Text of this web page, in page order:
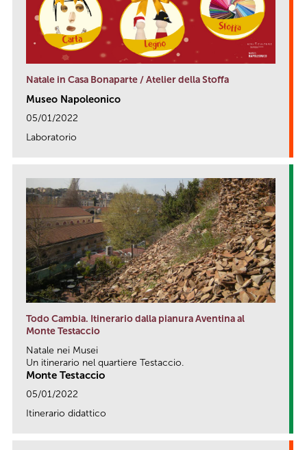
Natale in Casa Bonaparte / Atelier della Stoffa
Museo Napoleonico
05/01/2022
Laboratorio
Todo Cambia. Itinerario dalla pianura Aventina al
Monte Testaccio
Natale nei Musei
Un itinerario nel quartiere Testaccio.
Monte Testaccio
05/01/2022
Itinerario didattico